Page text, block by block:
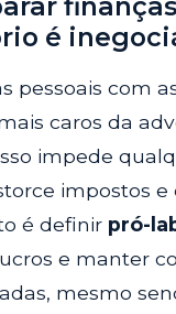
é
pessoais com
caros da
impede
impostos e
é definir pró-
e manter
mesmo